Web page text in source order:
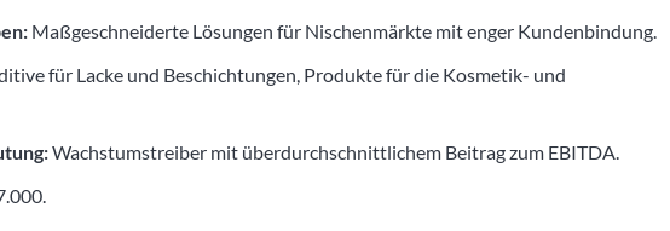
Maßgeschneiderte Lösungen für Nischenmärkte mit enger Kundenbindung.
für Lacke und Beschichtungen, Produkte für die Kosmetik- und
Wachstumstreiber mit überdurchschnittlichem Beitrag zum EBITDA.